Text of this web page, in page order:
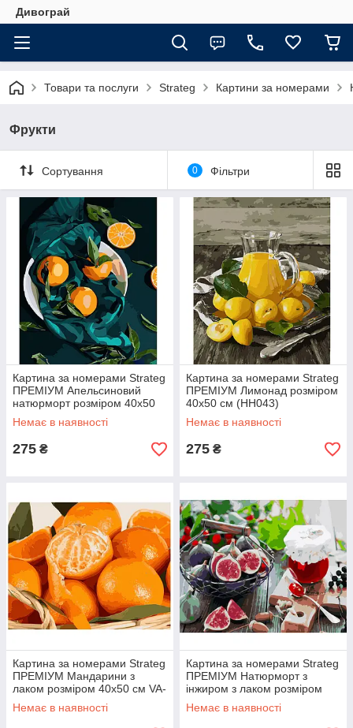
Дивограй
Товари та послуги Strateg Картини за номерами
Фрукти
Сортування 0 Фільтри
Картина за номерами Strateg
ПРЕМІУМ Апельсиновий
натюрморт розміром 40х50
см (GS546)
Немає в наявності
275 ₴
Картина за номерами Strateg
ПРЕМІУМ Лимонад розміром
40х50 см (HH043)
Немає в наявності
275 ₴
Картина за номерами Strateg
ПРЕМІУМ Мандарини з
лаком розміром 40х50 см VA-
0536
Немає в наявності
Картина за номерами Strateg
ПРЕМІУМ Натюрморт з
інжиром з лаком розміром
40х50 см (GS1193)
Немає в наявності